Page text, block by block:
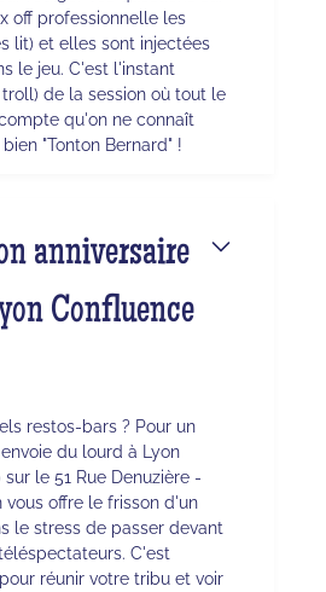
off professionnelle les
lit) et elles sont injectées
le jeu. C'est l'instant
de la session où tout le
qu'on ne connaît
"Tonton Bernard" !
anniversaire
Confluence
restos-bars ? Pour un
du lourd à Lyon
le 51 Rue Denuzière -
vous offre le frisson d'un
le stress de passer devant
C'est
réunir votre tribu et voir